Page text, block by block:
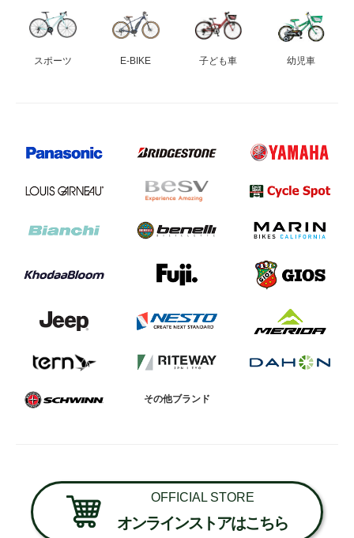
スポーツ E-BIKE 子ども車 幼児車
その他ブランド
OFFICIAL STORE
オンラインストアはこちら